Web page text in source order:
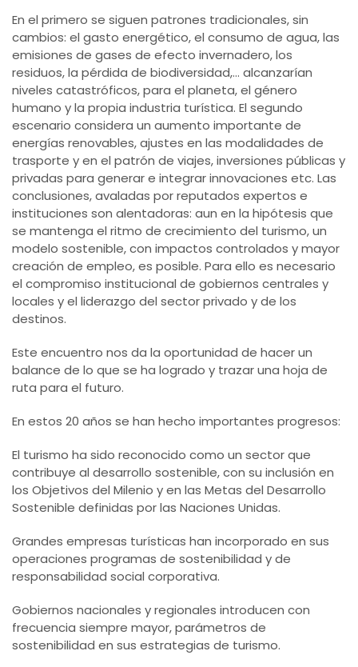
En el primero se siguen patrones tradicionales, sin
cambios: el gasto energético, el consumo de agua, las
emisiones de gases de efecto invernadero, los
residuos, la pérdida de biodiversidad,... alcanzarían
niveles catastróficos, para el planeta, el género
humano y la propia industria turística. El segundo
escenario considera un aumento importante de
energías renovables, ajustes en las modalidades de
trasporte y en el patrón de viajes, inversiones públicas y
privadas para generar e integrar innovaciones etc. Las
conclusiones, avaladas por reputados expertos e
instituciones son alentadoras: aun en la hipótesis que
se mantenga el ritmo de crecimiento del turismo, un
modelo sostenible, con impactos controlados y mayor
creación de empleo, es posible. Para ello es necesario
el compromiso institucional de gobiernos centrales y
locales y el liderazgo del sector privado y de los
destinos.
Este encuentro nos da la oportunidad de hacer un
balance de lo que se ha logrado y trazar una hoja de
ruta para el futuro.
En estos 20 años se han hecho importantes progresos:
El turismo ha sido reconocido como un sector que
contribuye al desarrollo sostenible, con su inclusión en
los Objetivos del Milenio y en las Metas del Desarrollo
Sostenible definidas por las Naciones Unidas.
Grandes empresas turísticas han incorporado en sus
operaciones programas de sostenibilidad y de
responsabilidad social corporativa.
Gobiernos nacionales y regionales introducen con
frecuencia siempre mayor, parámetros de
sostenibilidad en sus estrategias de turismo.